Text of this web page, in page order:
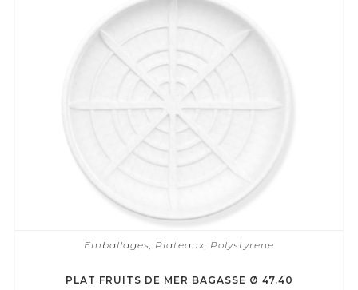
Emballages, Plateaux, Polystyrene
PLAT FRUITS DE MER BAGASSE Ø 47.40